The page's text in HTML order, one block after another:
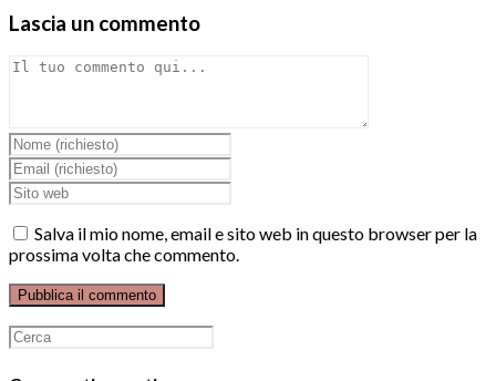
Lascia un commento
Comment
Inserisci
il
tuo
nome
o
nome
utente
per
commentare
Inserisci
il
tuo
indirizzo
email
per
commentare
Enter
your
website
URL
Salva il mio nome, email e sito web in questo browser per la
prossima volta che commento.
Ricerca
per: